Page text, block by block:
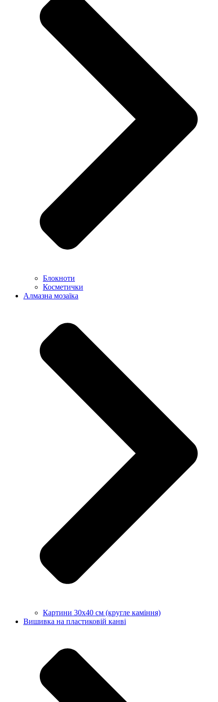
Блокноти
Косметички
Алмазна мозаїка
Картини 30х40 см (кругле каміння)
Вишивка на пластиковій канві